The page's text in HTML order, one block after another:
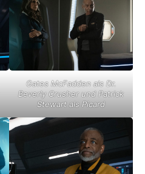
Gates McFadden als Dr.
Beverly Crusher und Patrick
Stewart als Picard